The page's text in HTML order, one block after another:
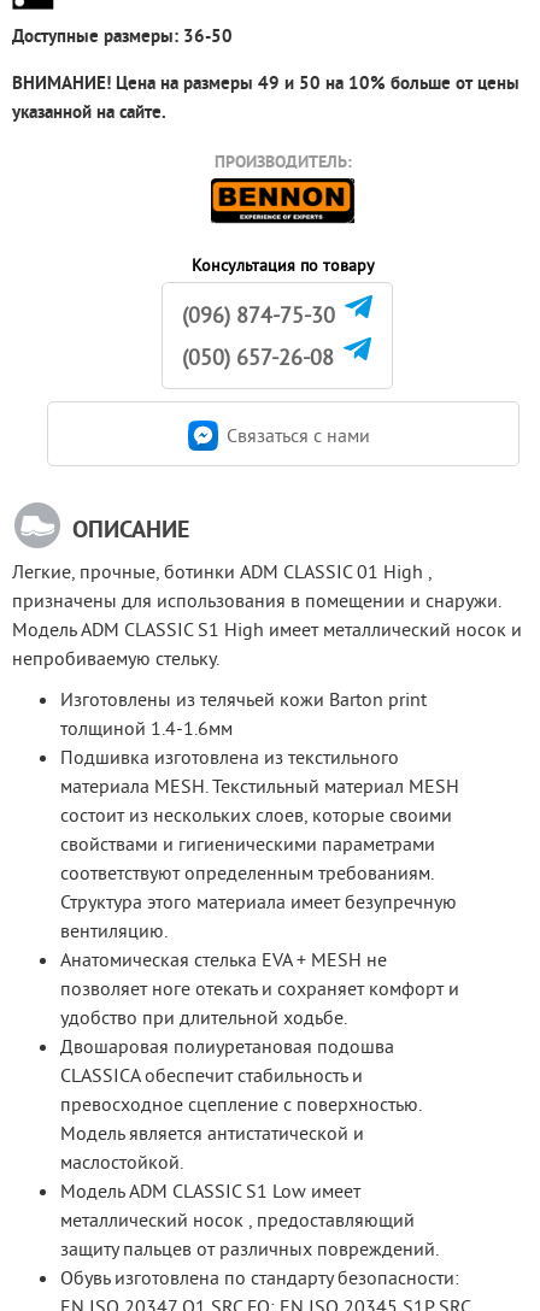
Доступные размеры: 36-50
ВНИМАНИЕ! Цена на размеры 49 и 50 на 10% больше от цены
указанной на сайте.
ПРОИЗВОДИТЕЛЬ:
Консультация по товару
(096) 874-75-30
(050) 657-26-08
Связаться c нами
ОПИСАНИЕ
Легкие, прочные, ботинки ADM CLASSIC 01 High ,
призначены для использования в помещении и снаружи.
Модель ADM CLASSIC S1 High имеет металлический носок и
непробиваемую стельку.
Изготовлены из телячьей кожи Barton print
толщиной 1.4-1.6мм
Подшивка изготовлена из текстильного
материала MESH. Текстильный материал MESH
состоит из нескольких слоев, которые своими
свойствами и гигиеническими параметрами
соответствуют определенным требованиям.
Структура этого материала имеет безупречную
вентиляцию.
Анатомическая стелька EVA + MESH не
позволяет ноге отекать и сохраняет комфорт и
удобство при длительной ходьбе.
Двошаровая полиуретановая подошва
CLASSICA обеспечит стабильность и
превосходное сцепление с поверхностью.
Модель является антистатической и
маслостойкой.
Модель ADM CLASSIC S1 Low имеет
металлический носок , предоставляющий
защиту пальцев от различных повреждений.
Обувь изготовлена по стандарту безопасности:
EN ISO 20347 О1 SRC FO; EN ISO 20345 S1P SRC